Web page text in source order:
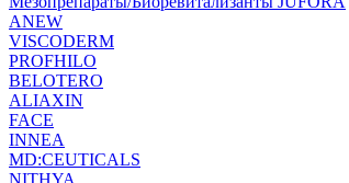
ANEW
VISCODERM
PROFHILO
BELOTERO
ALIAXIN
FACE
INNEA
MD:CEUTICALS
NITHYA